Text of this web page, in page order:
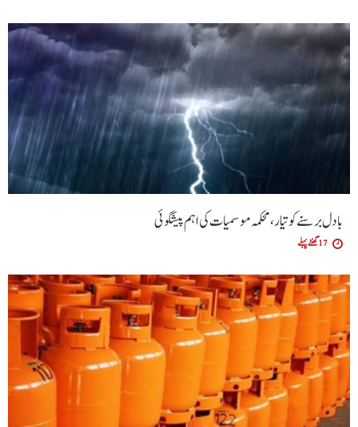
بادل برسنے کو تیار، محکمہ موسمیات کی اہم پیشگوئی
17 گھنٹے پہلے